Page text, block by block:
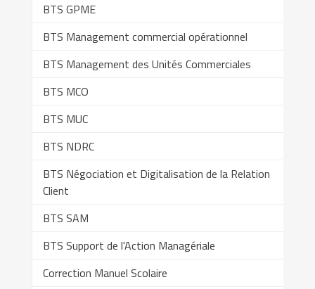
BTS GPME
BTS Management commercial opérationnel
BTS Management des Unités Commerciales
BTS MCO
BTS MUC
BTS NDRC
BTS Négociation et Digitalisation de la Relation
Client
BTS SAM
BTS Support de l'Action Managériale
Correction Manuel Scolaire